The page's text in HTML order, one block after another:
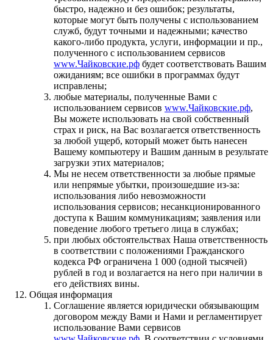
быстро, надежно и без ошибок; результаты,
которые могут быть получены с использованием
служб, будут точными и надежными; качество
какого-либо продукта, услуги, информации и пр.,
полученного с использованием сервисов
www.Чайковские.рф будет соответствовать Вашим
ожиданиям; все ошибки в программах будут
исправлены;
любые материалы, полученные Вами с
использованием сервисов www.Чайковские.рф,
Вы можете использовать на свой собственный
страх и риск, на Вас возлагается ответственность
за любой ущерб, который может быть нанесен
Вашему компьютеру и Вашим данным в результате
загрузки этих материалов;
Мы не несем ответственности за любые прямые
или непрямые убытки, произошедшие из-за:
использования либо невозможности
использования сервисов; несанкционированного
доступа к Вашим коммуникациям; заявления или
поведение любого третьего лица в службах;
при любых обстоятельствах Наша ответственность
в соответствии с положениями Гражданского
кодекса РФ ограничена 1 000 (одной тысячей)
рублей в год и возлагается на него при наличии в
его действиях вины.
Общая информация
Cоглашение является юридически обязывающим
договором между Вами и Нами и регламентирует
использование Вами сервисов